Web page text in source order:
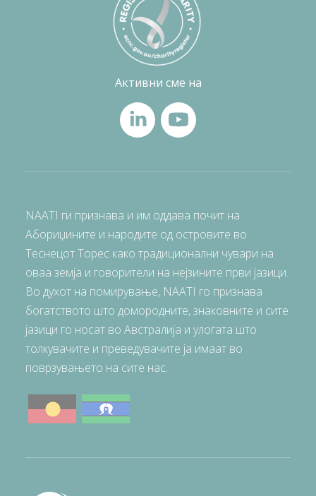
Активни сме на
NAATI ги признава и им оддава почит на
Абориџините и народите од островите во
Теснецот Торес како традиционални чувари на
оваа земја и говорители на нејзините први јазици.
Во духот на помирување, NAATI го признава
богатството што домородните, знаковните и сите
јазици го носат во Австралија и улогата што
толкувачите и преведувачите ја имаат во
поврзувањето на сите нас.